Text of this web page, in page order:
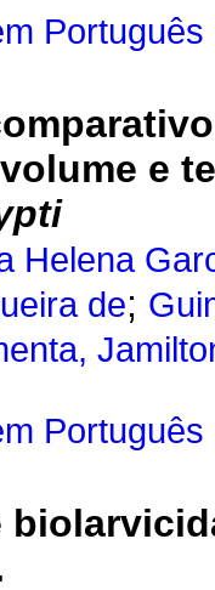
Português
e
Helena
de;
Português